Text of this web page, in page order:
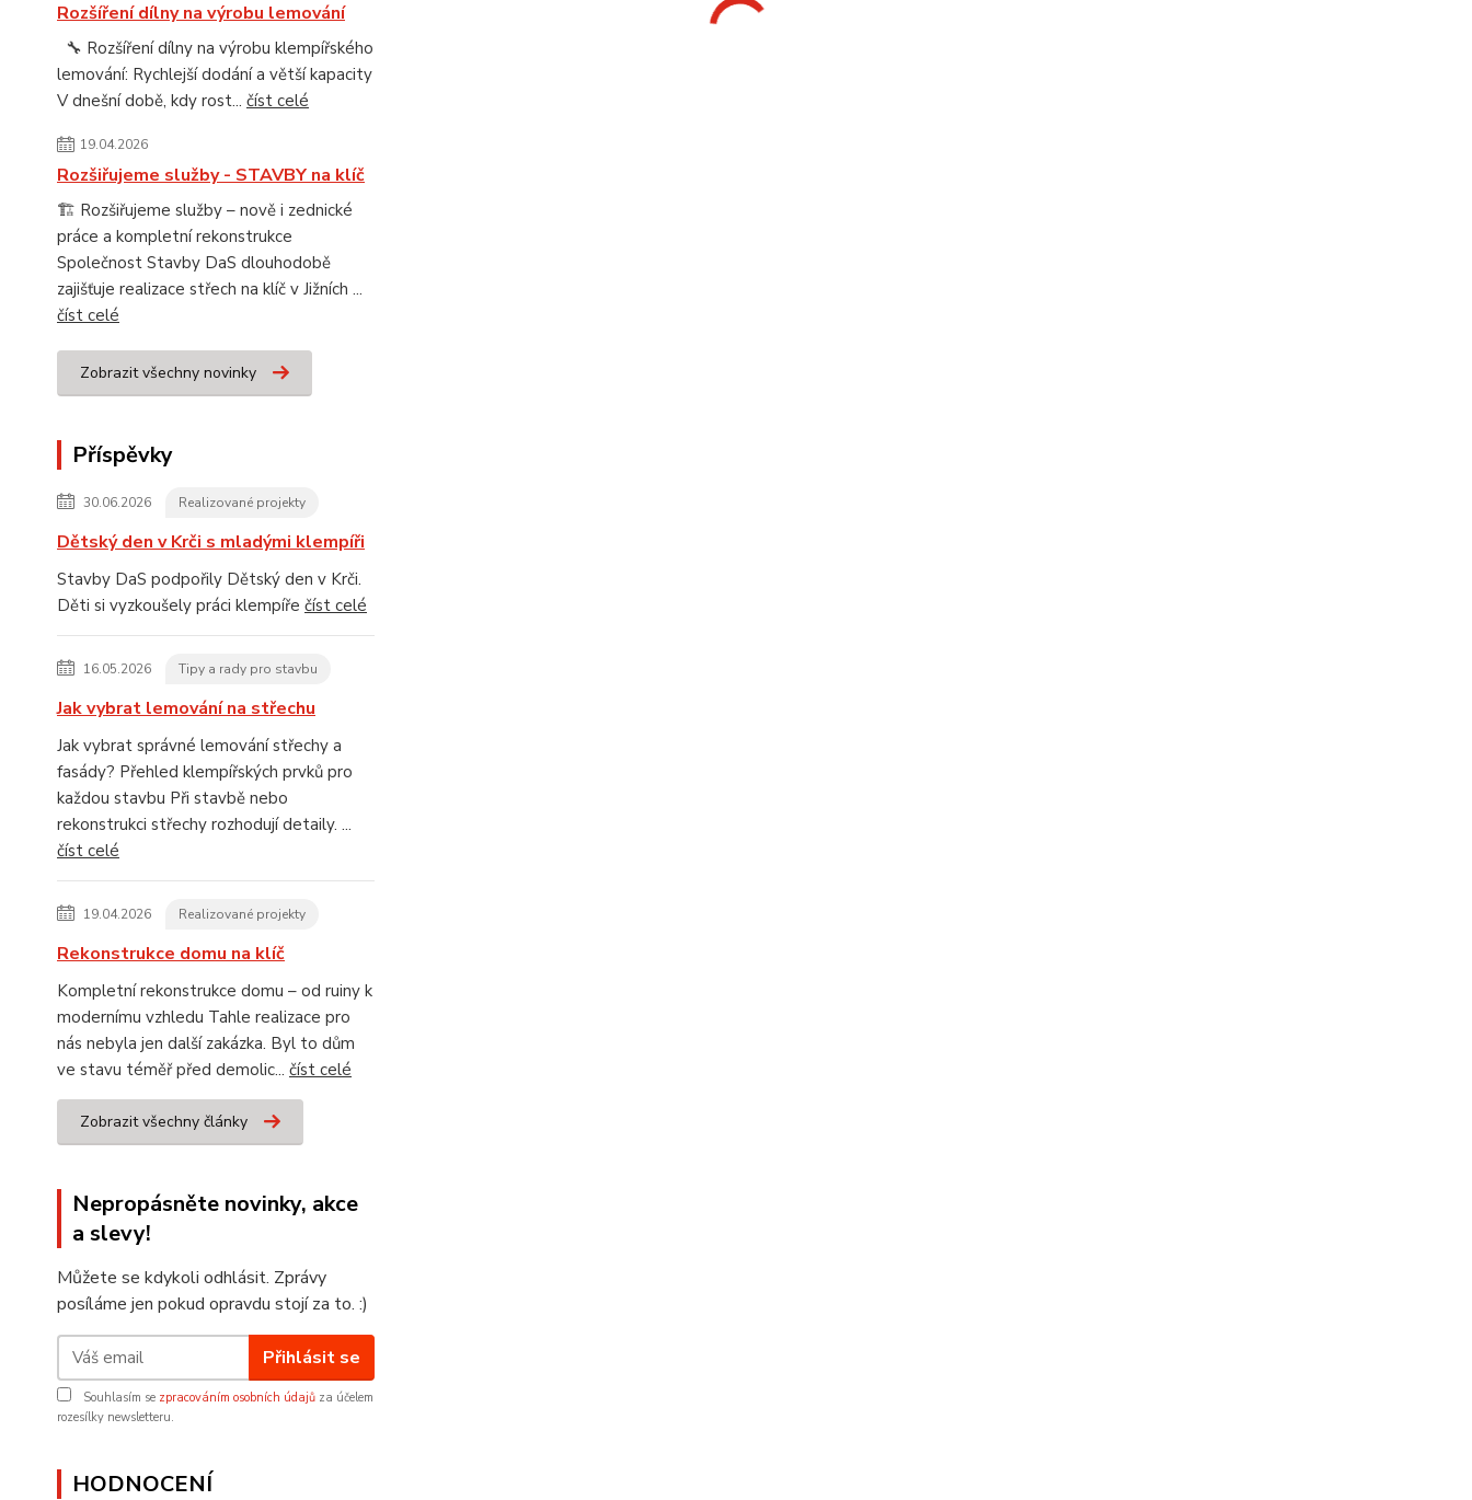
Rozšíření dílny na výrobu lemování
🔧 Rozšíření dílny na výrobu klempířského
lemování: Rychlejší dodání a větší kapacity
V dnešní době, kdy rost... číst celé
19.04.2026
Rozšiřujeme služby - STAVBY na klíč
🏗️ Rozšiřujeme služby – nově i zednické
práce a kompletní rekonstrukce
Společnost Stavby DaS dlouhodobě
zajišťuje realizace střech na klíč v Jižních ...
číst celé
Zobrazit všechny novinky
Příspěvky
30.06.2026 Realizované projekty
Dětský den v Krči s mladými klempíři
Stavby DaS podpořily Dětský den v Krči.
Děti si vyzkoušely práci klempíře číst celé
16.05.2026 Tipy a rady pro stavbu
Jak vybrat lemování na střechu
Jak vybrat správné lemování střechy a
fasády? Přehled klempířských prvků pro
každou stavbu Při stavbě nebo
rekonstrukci střechy rozhodují detaily. ...
číst celé
19.04.2026 Realizované projekty
Rekonstrukce domu na klíč
Kompletní rekonstrukce domu – od ruiny k
modernímu vzhledu Tahle realizace pro
nás nebyla jen další zakázka. Byl to dům
ve stavu téměř před demolic... číst celé
Zobrazit všechny články
Nepropásněte novinky, akce
a slevy!
Můžete se kdykoli odhlásit. Zprávy
posíláme jen pokud opravdu stojí za to. :)
Přihlásit se
Souhlasím se zpracováním osobních údajů za účelem
rozesílky newsletteru.
HODNOCENÍ